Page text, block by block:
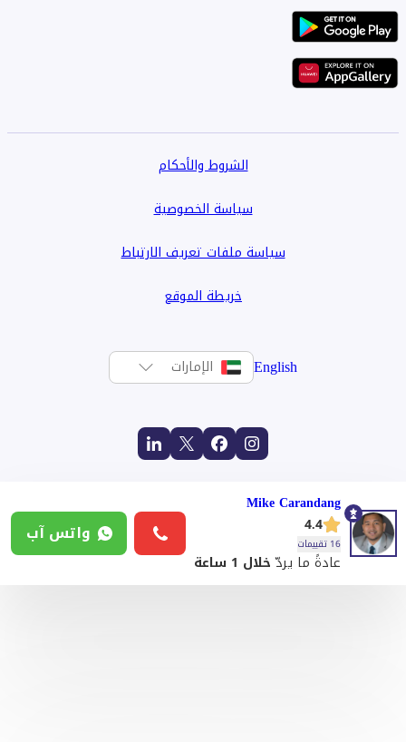
الشروط والأحكام
سياسة الخصوصية
سياسة ملفات تعريف الارتباط
خريطة الموقع
English الإمارات
Mike Carandang
4.4
16 تقييمات
عادةً ما يردّخلال 1 ساعة
واتس آب